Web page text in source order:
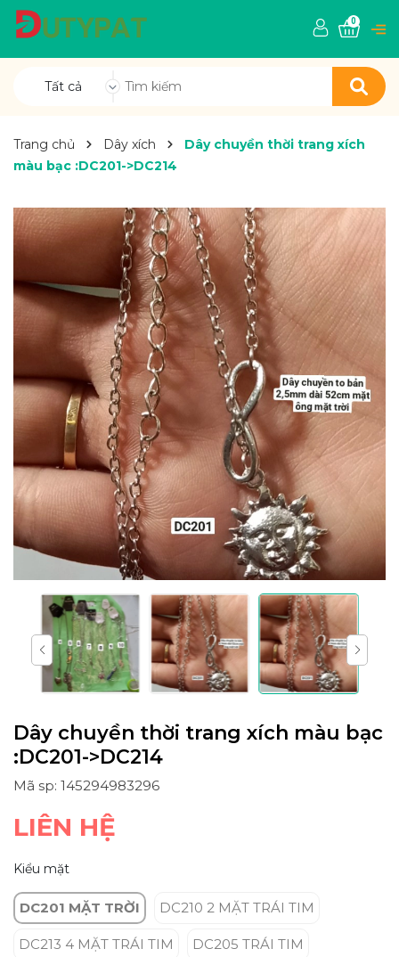
Tất cả
0
Trang chủ Dây xích
Dây chuyền thời trang xích
màu bạc :DC201->DC214
Dây chuyền thời trang xích màu bạc
:DC201->DC214
Mã sp: 145294983296
LIÊN HỆ
Kiểu mặt
DC201 MẶT TRỜI DC210 2 MẶT TRÁI TIM
DC213 4 MẶT TRÁI TIM DC205 TRÁI TIM